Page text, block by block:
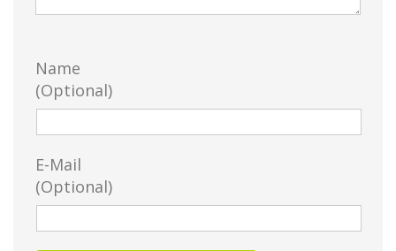
Name
(Optional)
E-Mail
(Optional)